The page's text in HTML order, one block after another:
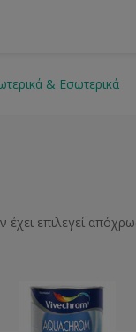
& Εσωτερικά
έχει επιλεγεί